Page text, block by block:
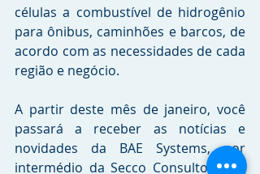
células a combustível de hidrogênio
para ônibus, caminhões e barcos, de
acordo com as necessidades de cada
região e negócio.
A partir deste mês de janeiro, você
passará a receber as notícias e
novidades da BAE Systems, por
intermédio da Secco Consultoria de